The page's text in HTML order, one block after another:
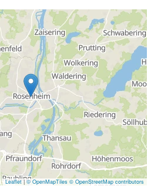
Leaflet | © OpenMapTiles © OpenStreetMap contributors